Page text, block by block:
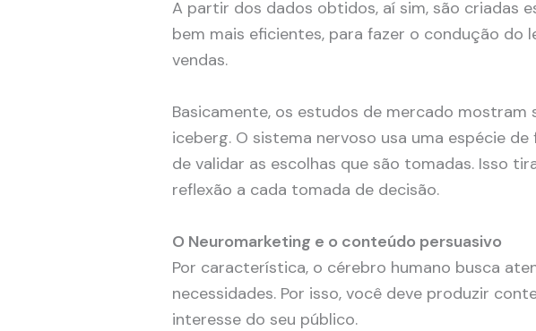
A partir dos dados obtidos, aí sim, são criadas
bem mais eficientes, para fazer o condução do
vendas.
Basicamente, os estudos de mercado mostram
iceberg. O sistema nervoso usa uma espécie
de validar as escolhas que são tomadas. Isso
reflexão a cada tomada de decisão.
O Neuromarketing e o conteúdo persuasivo
Por característica, o cérebro humano busca
necessidades. Por isso, você deve produzir
interesse do seu público.